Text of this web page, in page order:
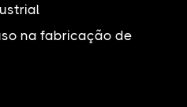
na fabricação de